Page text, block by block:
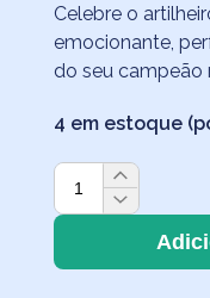
Celebre o
emocionante,
do seu campeão
4 em estoque
Pôster
Decorativo
"You